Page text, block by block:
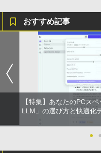
おすすめ記事
【特集】あなたのPCス
LLM」の選び方と快適化
● ●